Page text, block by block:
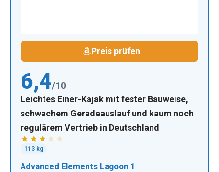
Preis prüfen
6,4/10
Leichtes Einer-Kajak mit fester Bauweise,
schwachem Geradeauslauf und kaum noch
regulärem Vertrieb in Deutschland
113 kg
Advanced Elements Lagoon 1